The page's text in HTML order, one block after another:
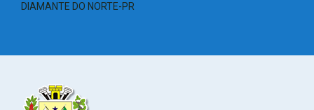
DIAMANTE DO NORTE-PR